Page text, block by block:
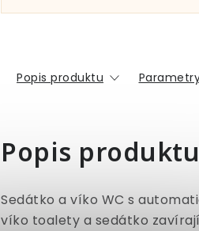
Popis produktu
Popis produktu
Sedátko a víko WC s
víko toalety a sedátko